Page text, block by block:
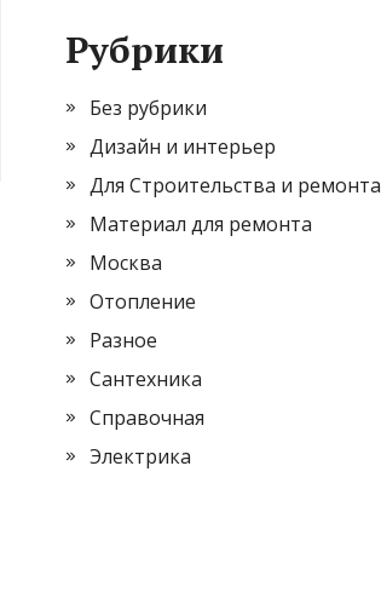
Рубрики
Без рубрики
Дизайн и интерьер
Для Строительства и ремонта
Материал для ремонта
Москва
Отопление
Разное
Сантехника
Справочная
Электрика